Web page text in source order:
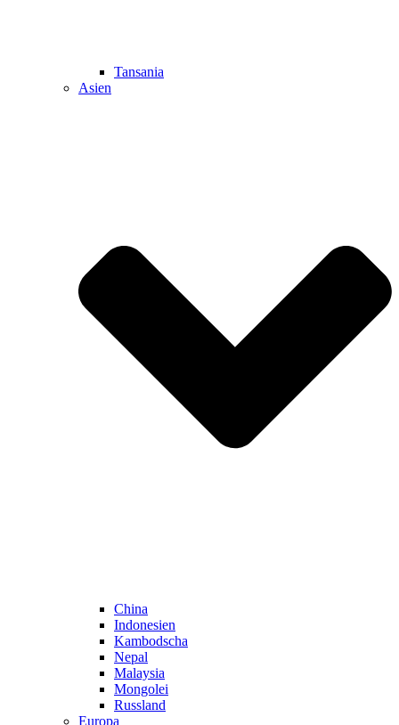
Tansania
Asien
China
Indonesien
Kambodscha
Nepal
Malaysia
Mongolei
Russland
Europa